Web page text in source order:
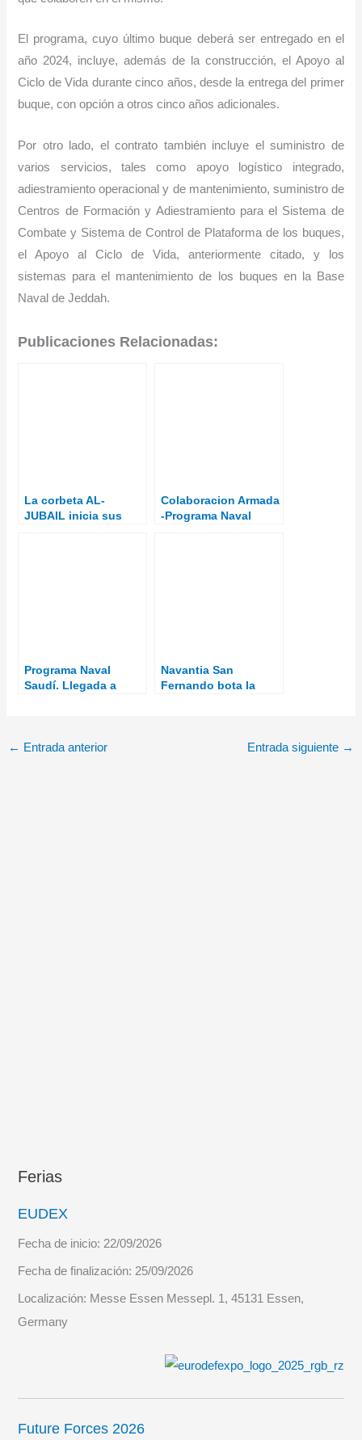
El programa, cuyo último buque deberá ser entregado en el
año 2024, incluye, además de la construcción, el Apoyo al
Ciclo de Vida durante cinco años, desde la entrega del primer
buque, con opción a otros cinco años adicionales.
Por otro lado, el contrato también incluye el suministro de
varios servicios, tales como apoyo logístico integrado,
adiestramiento operacional y de mantenimiento, suministro de
Centros de Formación y Adiestramiento para el Sistema de
Combate y Sistema de Control de Plataforma de los buques,
el Apoyo al Ciclo de Vida, anteriormente citado, y los
sistemas para el mantenimiento de los buques en la Base
Naval de Jeddah.
Publicaciones Relacionadas:
La corbeta AL-
JUBAIL inicia sus
Colaboracion Armada
-Programa Naval
Programa Naval
Saudí. Llegada a
las corbetas Saudíes
Navantia San
Fernando bota la
← Entrada anterior Entrada siguiente →
Ferias
EUDEX
Fecha de inicio: 22/09/2026
Fecha de finalización: 25/09/2026
Localización: Messe Essen Messepl. 1, 45131 Essen,
Germany
Future Forces 2026